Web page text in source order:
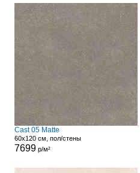
Cast 05 Matte
60x120 см, пол/стены
7699р/м²